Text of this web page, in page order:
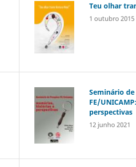
Teu olhar
1 outubro 2015
Seminário
FE/
perspectivas
12 junho 2021